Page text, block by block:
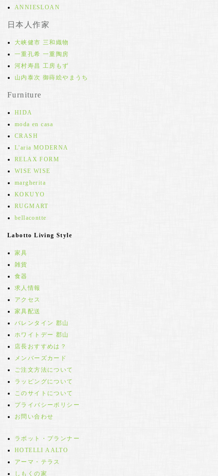
ANNIESLOAN
日本人作家
大峡健市 三和織物
一重孔希 一重陶房
河村寿昌 工房もず
山内泰次 御蒔絵やまうち
Furniture
HIDA
moda en casa
CRASH
L'aria MODERNA
RELAX FORM
WISE WISE
margherita
KOKUYO
RUGMART
bellacontte
Labotto Living Style
家具
雑貨
食器
求人情報
アクセス
家具配送
バレンタイン 郡山
ホワイトデー 郡山
店長おすすめは？
メンバーズカード
ご注文方法について
ラッピングについて
このサイトについて
プライバシーポリシー
お問い合わせ
ラボット・プランナー
HOTELLI AALTO
アーマ・テラス
しもくの家